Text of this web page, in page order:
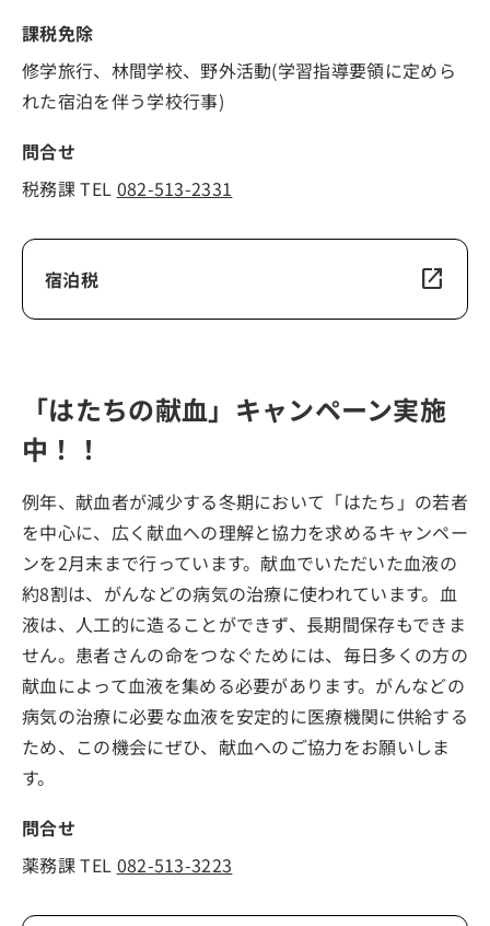
課税免除
修学旅行、林間学校、野外活動(学習指導要領に定めら
れた宿泊を伴う学校行事)
問合せ
税務課 TEL 082-513-2331
宿泊税 open_in_new
「はたちの献血」キャンペーン実施
中！！
例年、献血者が減少する冬期において「はたち」の若者
を中心に、広く献血への理解と協力を求めるキャンペー
ンを2月末まで行っています。献血でいただいた血液の
約8割は、がんなどの病気の治療に使われています。血
液は、人工的に造ることができず、長期間保存もできま
せん。患者さんの命をつなぐためには、毎日多くの方の
献血によって血液を集める必要があります。がんなどの
病気の治療に必要な血液を安定的に医療機関に供給する
ため、この機会にぜひ、献血へのご協力をお願いしま
す。
問合せ
薬務課 TEL 082-513-3223